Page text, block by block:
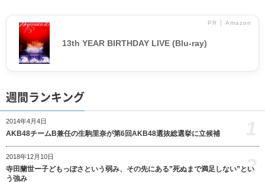
PR │ Amazon
13th YEAR BIRTHDAY LIVE (Blu-ray)
週間ランキング
2014年4月4日
AKB48チームB兼任の生駒里奈が第6回AKB48選抜総選挙に立候補
2018年12月10日
寺田蘭世ー子どもっぽさという弱み、その先にある”死ぬまで満足しない”とい
う強み
2